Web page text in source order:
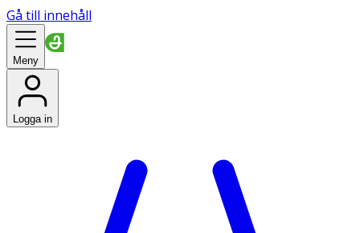
Gå till innehåll
Meny
Logga in